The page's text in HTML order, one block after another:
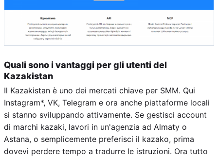
Quali sono i vantaggi per gli utenti del
Kazakistan
Il Kazakistan è uno dei mercati chiave per SMM. Qui
Instagram*, VK, Telegram e ora anche piattaforme locali
si stanno sviluppando attivamente. Se gestisci account
di marchi kazaki, lavori in un'agenzia ad Almaty o
Astana, o semplicemente preferisci il kazako, prima
dovevi perdere tempo a tradurre le istruzioni. Ora tutto